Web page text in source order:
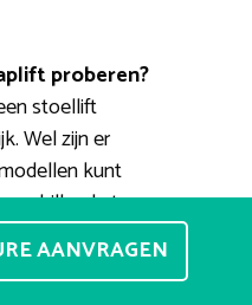
proberen?
stoellift
Wel zijn er
kunt
types
adviseur
van een
AANVRAGEN